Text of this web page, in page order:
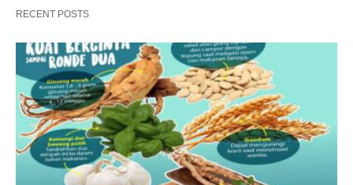
RECENT POSTS